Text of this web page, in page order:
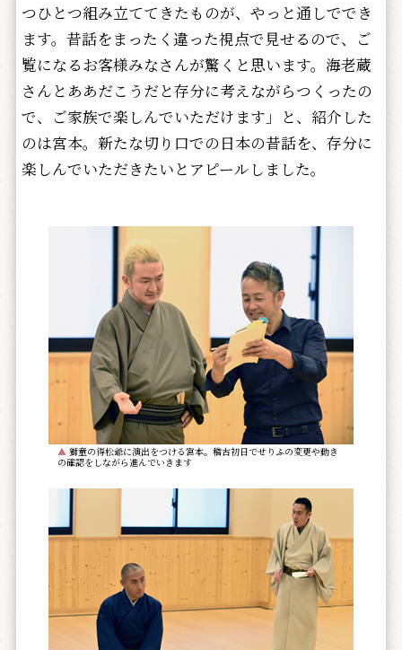
つひとつ組み立ててきたものが、やっと通しででき
ます。昔話をまったく違った視点で見せるので、ご
覧になるお客様みなさんが驚くと思います。海老蔵
さんとああだこうだと存分に考えながらつくったの
で、ご家族で楽しんでいただけます」と、紹介した
のは宮本。新たな切り口での日本の昔話を、存分に
楽しんでいただきたいとアピールしました。
▲ 獅童の得松爺に演出をつける宮本。稽古初日でせりふの変更や動き
の確認をしながら進んでいきます